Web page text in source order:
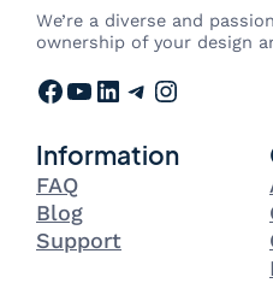
We’re a diverse and
ownership of your design
Facebook YouTube LinkedIn Telegram Instagram
Information
FAQ
Blog
Support